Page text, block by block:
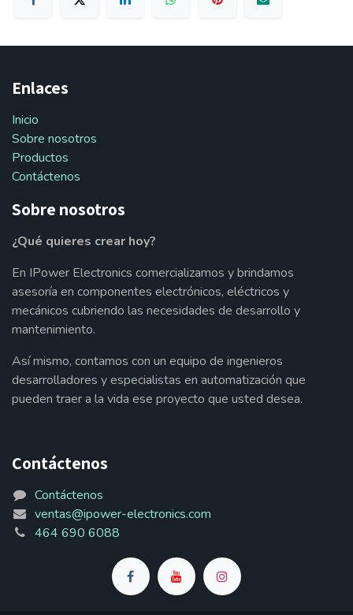
Enlaces
Inicio
Sobre nosotros
Productos
Contáctenos
Sobre nosotros
¿Qué quieres crear hoy?
En IPower Electronics comercializamos y brindamos
asesoría en componentes electrónicos, eléctricos y
mecánicos cubriendo las necesidades de desarrollo y
mantenimiento.
Así mismo, contamos con un equipo de ingenieros
desarrolladores y especialistas en automatización que
pueden traer a la vida ese proyecto que usted desea.
Contáctenos
Contáctenos
ventas@ipower-electronics.com
464 690 6088